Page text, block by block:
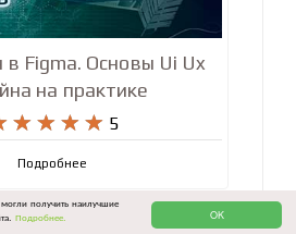
OK
получить наилучшие
Подробнее.
в Figma. Основы Ui Ux
на практике
   
    5
Подробнее